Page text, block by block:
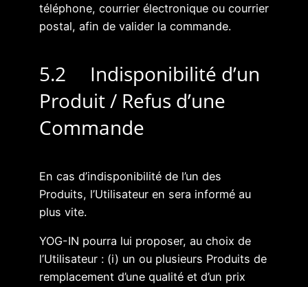
téléphone, courrier électronique ou courrier
postal, afin de valider la commande.
5.2 Indisponibilité d’un
Produit / Refus d’une
Commande
En cas d’indisponibilité de l’un des
Produits, l’Utilisateur en sera informé au
plus vite.
YOG-IN pourra lui proposer, au choix de
l’Utilisateur : (i) un ou plusieurs Produits de
remplacement d’une qualité et d’un prix